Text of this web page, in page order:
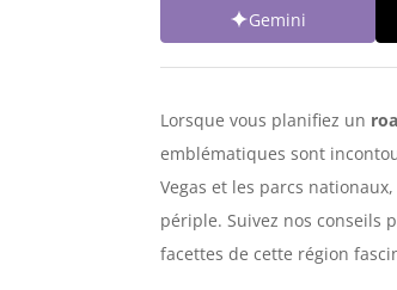
Gemini
Lorsque vous planifiez un
emblématiques sont
Vegas et les parcs
périple. Suivez nos conseils
facettes de cette région